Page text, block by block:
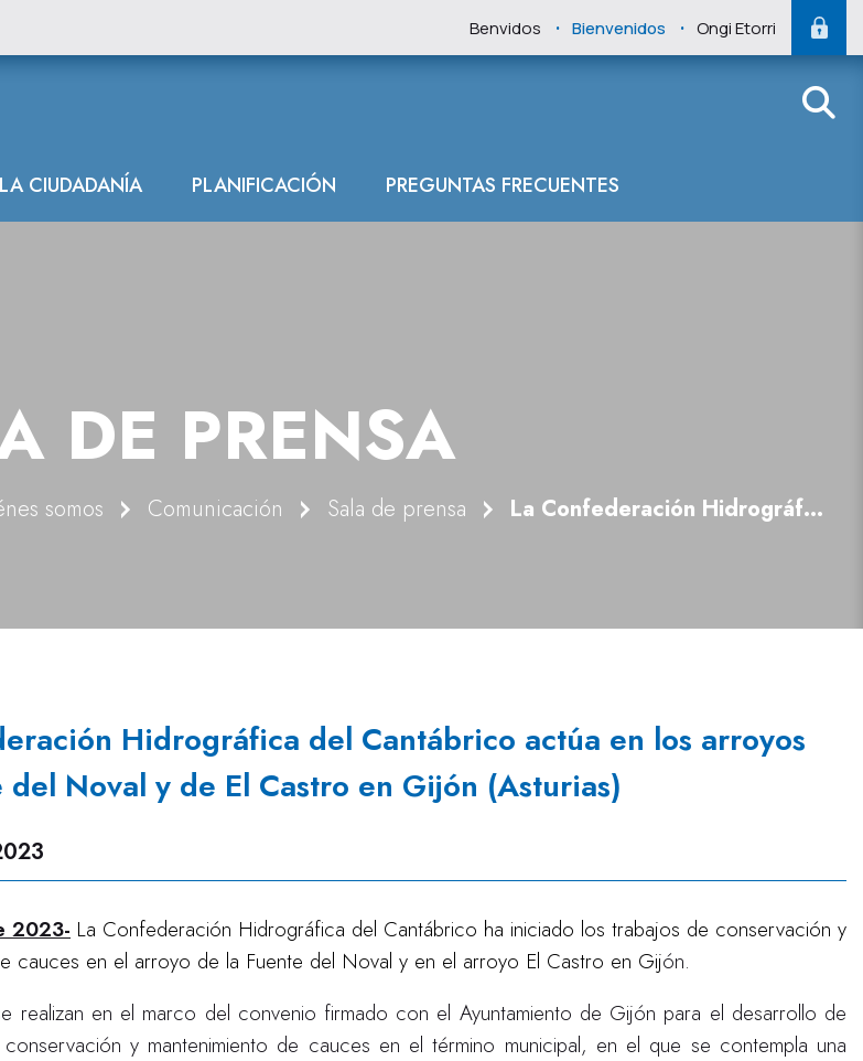
Benvidos . Bienvenidos . Ongi Etorri
CIUDADANÍA PLANIFICACIÓN PREGUNTAS FRECUENTES
del
DE PRENSA
somos Comunicación Sala de prensa La Confederación Hidrográfica del Cantábrico actúa en los arroyos de Fuente del Noval y de El Castro en Gijón (Asturias)
Hidrográfica del Cantábrico actúa en los arroyos
del Noval y de El Castro en Gijón (Asturias)
2023- La Confederación Hidrográfica del Cantábrico ha iniciado los trabajos de conservación y
cauces en el arroyo de la Fuente del Noval y en el arroyo El Castro en Gijón.
realizan en el marco del convenio firmado con el Ayuntamiento de Gijón para el desarrollo de
y mantenimiento de cauces en el término municipal, en el que se contempla una